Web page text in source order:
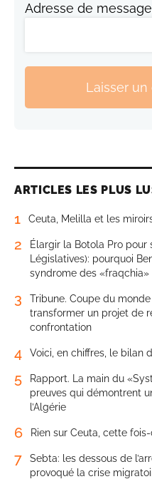
Adresse de
Laisser
ARTICLES LES PLUS
1 Ceuta, Melilla et les
2
Élargir la Botola Pro pour
Législatives): pourquoi
syndrome des «fraqchia»
3
Tribune. Coupe du
transformer un projet de
confrontation
4 Voici, en chiffres, le bilan
5
Rapport. La main du
preuves qui démontrent
l’Algérie
6 Rien sur Ceuta, cette
7
Sebta: les dessous de
provoqué la crise